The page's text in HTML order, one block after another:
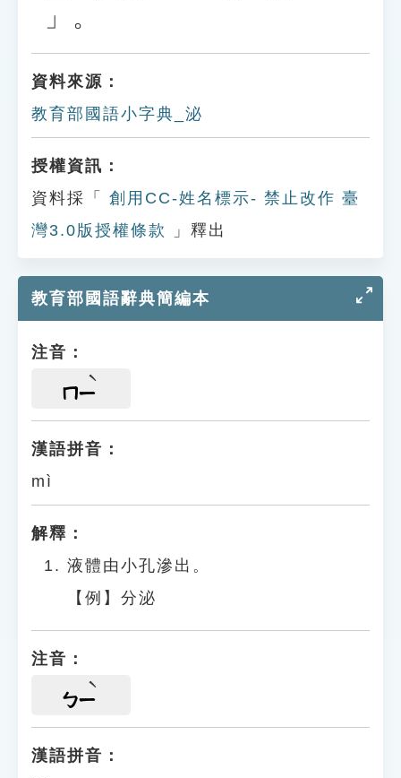
」。
資料來源：
教育部國語小字典_泌
授權資訊：
資料採「
創用CC-姓名標示- 禁止改作 臺
灣3.0版授權條款
」釋出
教育部國語辭典簡編本
注音：
ㄇㄧ
漢語拼音：
mì
解釋：
液體由小孔滲出。
【例】分泌
注音：
ㄅㄧ
漢語拼音：